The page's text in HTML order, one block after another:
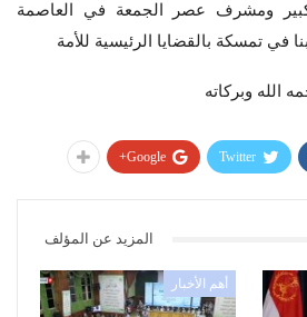
ومشرف عصر الجمعة في العاصمة
في تمسكة بالقضايا الرئيسية للأمة
الله وبركاته
Twitter
Google+
المزيد عن المؤلف
أهم الأخبار